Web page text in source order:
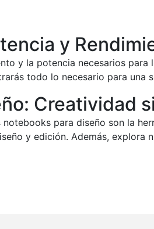
y
y la potencia necesarios
todo lo necesario para una
Creatividad
para diseño son la
y edición. Además, explora